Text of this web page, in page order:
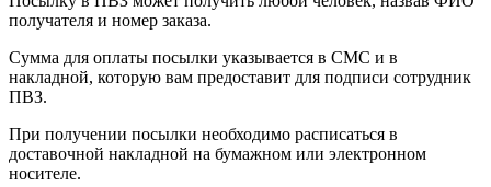
получателя и номер заказа.
Сумма для оплаты посылки указывается в СМС и в
накладной, которую вам предоставит для подписи сотрудник
ПВЗ.
При получении посылки необходимо расписаться в
доставочной накладной на бумажном или электронном
носителе.